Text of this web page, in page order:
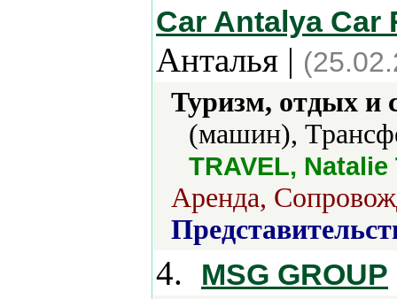
Car Antalya Car
Анталья |
Туризм, отдых и
(машин),
TRAVEL, Natalie
Аренда,
4. MSG GROUP